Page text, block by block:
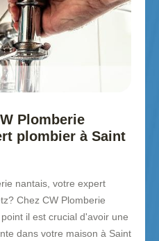
Plomberie
plombier à Saint
nantais, votre expert
Chez CW Plomberie
il est crucial d'avoir une
dans votre maison à Saint